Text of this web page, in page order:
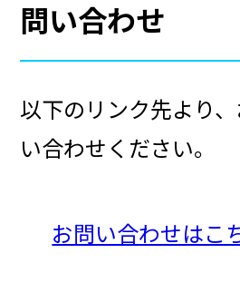
問い合わせ
以下のリンク先より
い合わせください。
お問い合わせはこ